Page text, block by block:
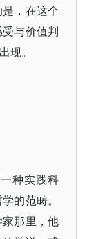
，在这个
与价值判
现。
种实践科
的范畴。
那里，他